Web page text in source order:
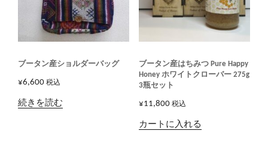
ブータン産ショルダーバッグ
¥6,600 税込
続きを読む
ブータン産はちみつ Pure Happy
Honey ホワイトクローバー 275g
3瓶セット
¥11,800 税込
カートに入れる